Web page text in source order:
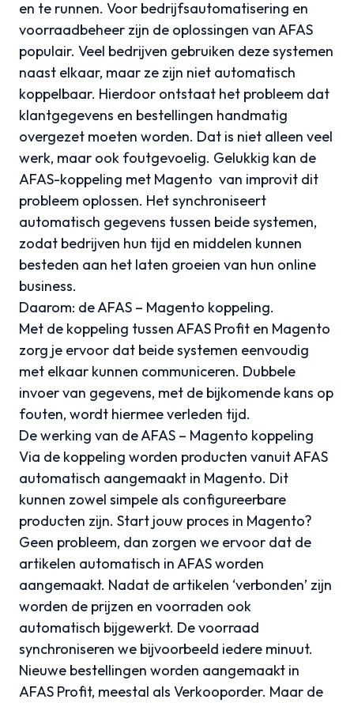
en te runnen. Voor bedrijfsautomatisering en
voorraadbeheer zijn de oplossingen van AFAS
populair. Veel bedrijven gebruiken deze systemen
naast elkaar, maar ze zijn niet automatisch
koppelbaar. Hierdoor ontstaat het probleem dat
klantgegevens en bestellingen handmatig
overgezet moeten worden. Dat is niet alleen veel
werk, maar ook foutgevoelig. Gelukkig kan de
AFAS-koppeling met Magento van improvit dit
probleem oplossen. Het synchroniseert
automatisch gegevens tussen beide systemen,
zodat bedrijven hun tijd en middelen kunnen
besteden aan het laten groeien van hun online
business.
Daarom: de AFAS – Magento koppeling.
Met de koppeling tussen AFAS Profit en Magento
zorg je ervoor dat beide systemen eenvoudig
met elkaar kunnen communiceren. Dubbele
invoer van gegevens, met de bijkomende kans op
fouten, wordt hiermee verleden tijd.
De werking van de AFAS – Magento koppeling
Via de koppeling worden producten vanuit AFAS
automatisch aangemaakt in Magento. Dit
kunnen zowel simpele als configureerbare
producten zijn. Start jouw proces in Magento?
Geen probleem, dan zorgen we ervoor dat de
artikelen automatisch in AFAS worden
aangemaakt. Nadat de artikelen ‘verbonden’ zijn
worden de prijzen en voorraden ook
automatisch bijgewerkt. De voorraad
synchroniseren we bijvoorbeeld iedere minuut.
Nieuwe bestellingen worden aangemaakt in
AFAS Profit, meestal als Verkooporder. Maar de